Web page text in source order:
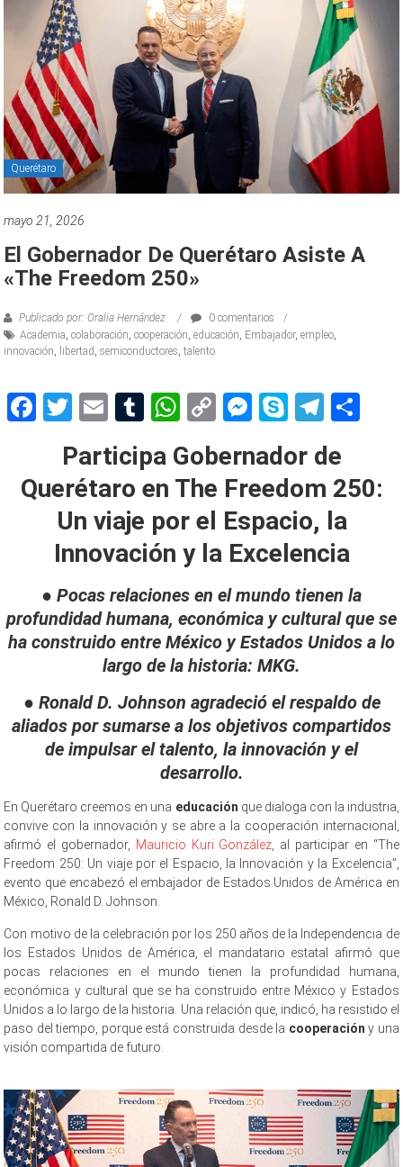
Querétaro
mayo 21, 2026
El Gobernador De Querétaro Asiste A
«The Freedom 250»
Publicado por: Oralia Hernández
0 comentarios
Academia ,colaboración ,cooperación ,educación Embajador,empleo
innovación
libertad ,semiconductores ,talento
Facebook
Twitter
EmailTumblr
WhatsApp
CopyMessenger
Skype
Participa Gobernador de
Querétaro en The Freedom 250:
Un viaje por el Espacio, la
Innovación y la Excelencia
● Pocas relaciones en el mundo tienen la
profundidad humana, económica y cultural que se
ha construido entre México y Estados Unidos a lo
largo de la historia: MKG.
● Ronald D. Johnson agradeció el respaldo de
aliados por sumarse a los objetivos compartidos
de impulsar el talento, la innovación y el
desarrollo.
En Querétaro creemos en una educación que dialoga con la industria,
convive con la innovación y se abre a la cooperación internacional,
afirmó el gobernador, Mauricio Kuri González , al participar en “The
Freedom 250: Un viaje por el Espacio, la Innovación y la Excelencia”,
evento que encabezó el embajador de Estados Unidos de América en
México, Ronald D. Johnson.
Con motivo de la celebración por los 250 años de la Independencia de
los Estados Unidos de América, el mandatario estatal afirmó que
pocas relaciones en el mundo tienen la profundidad humana,
económica y cultural que se ha construido entre México y Estados
Unidos a lo largo de la historia. Una relación que, indicó, ha resistido el
paso del tiempo, porque está construida desde la cooperación y una
visión compartida de futuro.